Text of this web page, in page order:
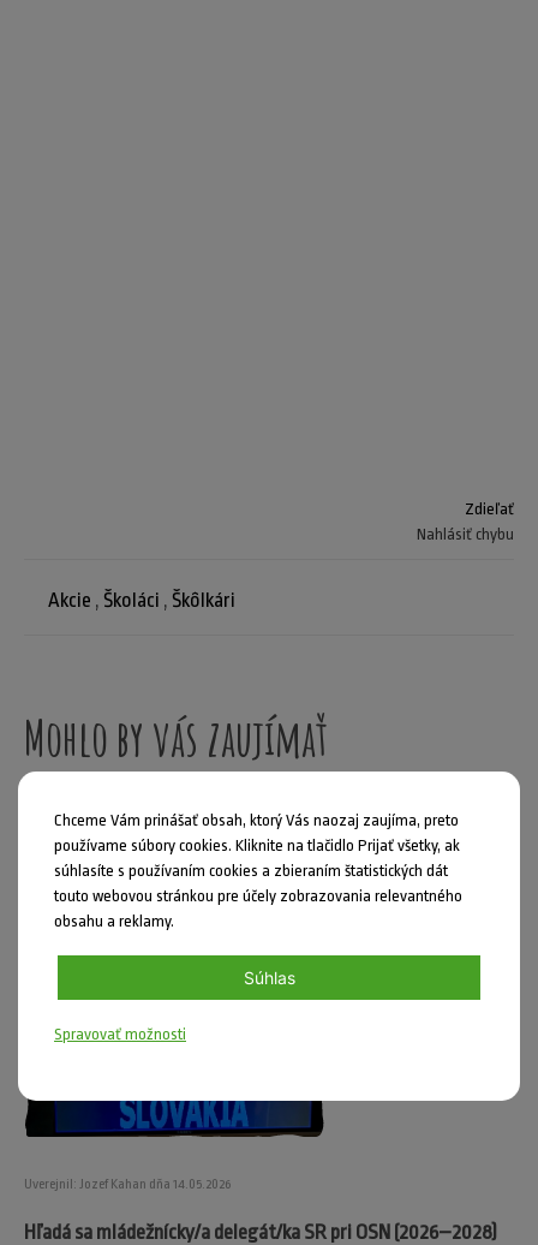
Zdieľať
Nahlásiť chybu
Akcie , Školáci , Škôlkári
Mohlo by vás zaujímať
Uverejnil: Jozef Kahan dňa 14.05.2026
Hľadá sa mládežnícky/a delegát/ka SR pri OSN (2026–2028)
Chceme Vám prinášať obsah, ktorý Vás naozaj zaujíma, preto
používame súbory cookies. Kliknite na tlačidlo Prijať všetky, ak
súhlasíte s používaním cookies a zbieraním štatistických dát
touto webovou stránkou pre účely zobrazovania relevantného
obsahu a reklamy.
Súhlas
Spravovať možnosti